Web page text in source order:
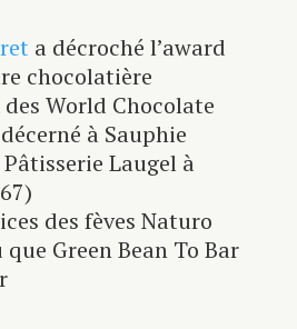
a décroché l’award
chocolatière
World Chocolate
à Sauphie
Laugel à
des fèves Naturo
Green Bean To Bar